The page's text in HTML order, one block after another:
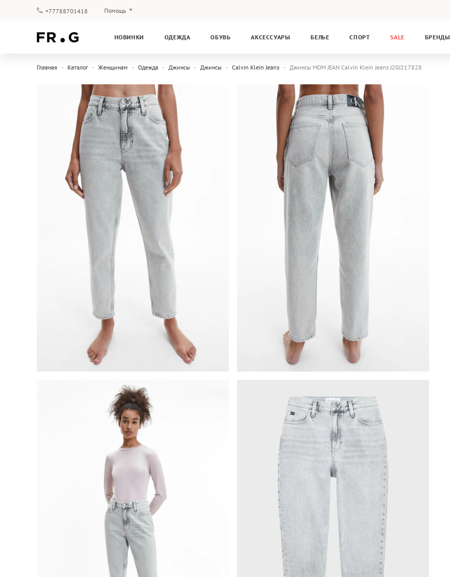
+77788701418 Помощь
НОВИНКИ ОДЕЖДА ОБУВЬ АКСЕССУАРЫ БЕЛЬЕ СПОРТ SALE БРЕНДЫ
Главная Каталог Женщинам Одежда Джинсы Джинсы Calvin Klein Jeans Джинсы MOM JEAN Calvin Klein Jeans J20J217828